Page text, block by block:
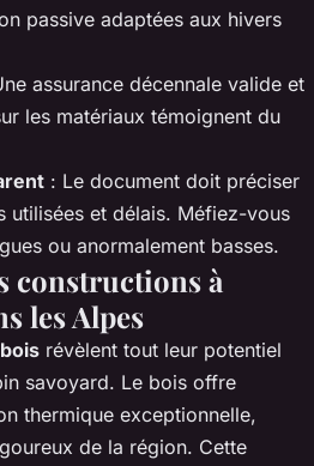
passive adaptées aux hivers
assurance décennale valide et
les matériaux témoignent du
: Le document doit préciser
utilisées et délais. Méfiez-vous
ou anormalement basses.
constructions à
les Alpes
révèlent tout leur potentiel
savoyard. Le bois offre
thermique exceptionnelle,
de la région. Cette